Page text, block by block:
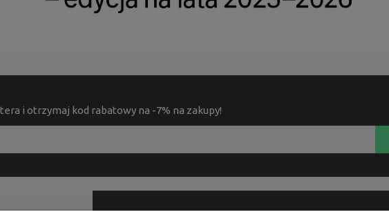
i otrzymaj kod rabatowy na -7% na zakupy!